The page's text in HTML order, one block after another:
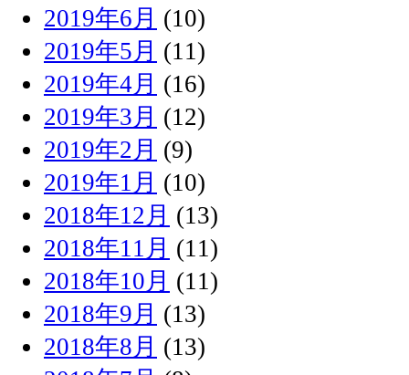
2019年6月 (10)
2019年5月 (11)
2019年4月 (16)
2019年3月 (12)
2019年2月 (9)
2019年1月 (10)
2018年12月 (13)
2018年11月 (11)
2018年10月 (11)
2018年9月 (13)
2018年8月 (13)